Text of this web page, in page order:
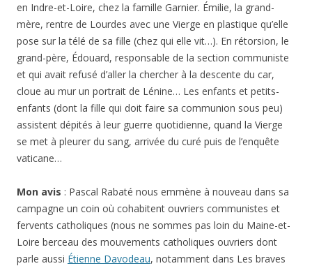
en Indre-et-Loire, chez la famille Garnier. Émilie, la grand-
mère, rentre de Lourdes avec une Vierge en plastique qu’elle
pose sur la télé de sa fille (chez qui elle vit…). En rétorsion, le
grand-père, Édouard, responsable de la section communiste
et qui avait refusé d’aller la chercher à la descente du car,
cloue au mur un portrait de Lénine… Les enfants et petits-
enfants (dont la fille qui doit faire sa communion sous peu)
assistent dépités à leur guerre quotidienne, quand la Vierge
se met à pleurer du sang, arrivée du curé puis de l’enquête
vaticane…
Mon avis : Pascal Rabaté nous emmène à nouveau dans sa
campagne un coin où cohabitent ouvriers communistes et
fervents catholiques (nous ne sommes pas loin du Maine-et-
Loire berceau des mouvements catholiques ouvriers dont
parle aussi Étienne Davodeau, notamment dans Les braves